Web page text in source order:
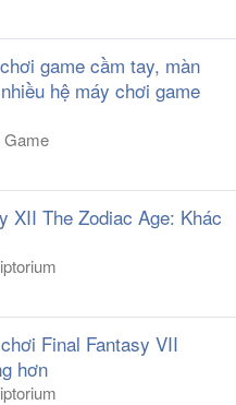
game cầm tay, màn
hệ máy chơi game
Game
XII The Zodiac Age: Khác
Final Fantasy VII
hơn